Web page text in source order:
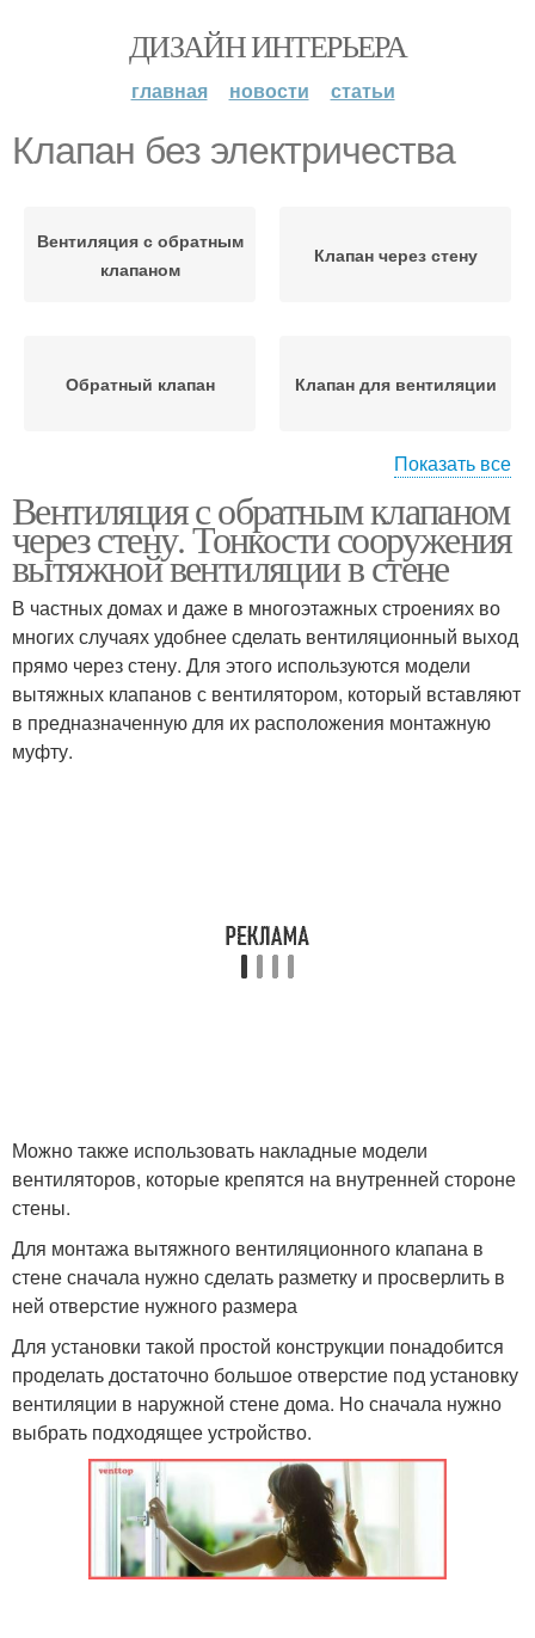
ДИЗАЙН ИНТЕРЬЕРА
главная новости статьи
Клапан без электричества
Вентиляция с обратным
клапаном
Клапан через стену
Обратный клапан Клапан для вентиляции
Клапан на кухне
клапаном
Клапан на батарейках Клапан для вытяжки
Показать все
Вентиляция с обратным клапаном
через стену. Тонкости сооружения
вытяжной вентиляции в стене
В частных домах и даже в многоэтажных строениях во
многих случаях удобнее сделать вентиляционный выход
прямо через стену. Для этого используются модели
вытяжных клапанов с вентилятором, который вставляют
в предназначенную для их расположения монтажную
муфту.
Можно также использовать накладные модели
вентиляторов, которые крепятся на внутренней стороне
стены.
Для монтажа вытяжного вентиляционного клапана в
стене сначала нужно сделать разметку и просверлить в
ней отверстие нужного размера
Для установки такой простой конструкции понадобится
проделать достаточно большое отверстие под установку
вентиляции в наружной стене дома. Но сначала нужно
выбрать подходящее устройство.